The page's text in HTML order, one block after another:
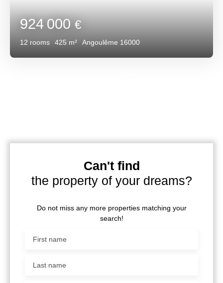
924 000€
12 rooms 425 m² Angoulême 16000
Can't find
the property of your dreams?
Do not miss any more properties matching your
search!
First name
Last name